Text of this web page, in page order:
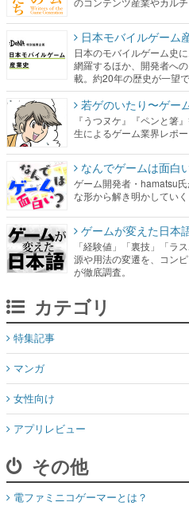
日本モバイルゲーム
日本のモバイルゲーム史
網羅するほか、開発者へ
載。約20年の歴史が一望
若ゲのいたり〜ゲー
『うつヌケ』『ペンと箸
生によるゲーム業界レポー
なんでゲームは面白
ゲーム開発者・hamatsu
な形から解き明かしてい
ゲームが変えた日本
「経験値」「裏技」「ラ
源や用法の変遷を、コン
が徹底調査。
カテゴリ
特集記事
マンガ
女性向け
アプリレビュー
その他
電ファミニコゲーマーとは？